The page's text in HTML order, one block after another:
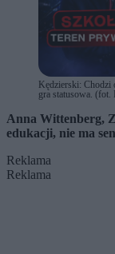
Kędzierski: Chodzi
gra statusowa.
Anna Wittenberg,
edukacji, nie ma
Reklama
Reklama